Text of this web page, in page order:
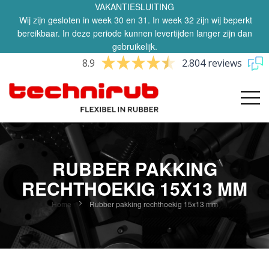
VAKANTIESLUITING
Wij zijn gesloten in week 30 en 31. In week 32 zijn wij beperkt
bereikbaar. In deze periode kunnen levertijden langer zijn dan
gebruikelijk.
8.9 2.804 reviews
RUBBER PAKKING
RECHTHOEKIG 15X13 MM
Home Rubber pakking rechthoekig 15x13 mm